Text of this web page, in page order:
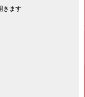
きます